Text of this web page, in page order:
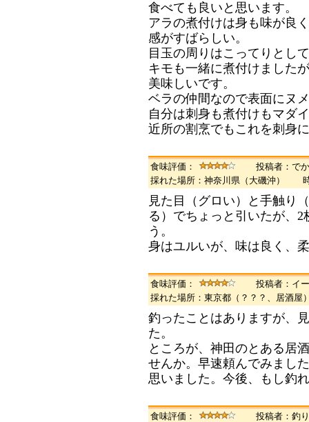
食べても良いと思います。
アラの煮付けは身も味が良
感がすばらしい。
目玉の周りはこってりとし
キモも一緒に煮付けました
美味しいです。
ベラの仲間なので表面にヌ
自分は刺身も煮付けもマダ
近所の割烹でもこれを刺身
食味評価：
投稿者：で
採れた場所：神奈川県（大磯沖）
見た目（グロい）と手触り
る）でちょっと引いたが、
う。
身はユルいが、味は良く、
食味評価：
投稿者：イ
採れた場所：東京都（？？？、居
釣ったことはありますが、
た。
ところが、神田のとある居
せんか。早速頼んでみまし
思いました。今後、もし釣
食味評価：
投稿者：釣